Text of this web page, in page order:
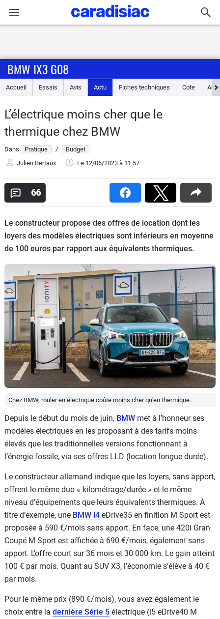
Accueil
Essais
Guide
d'achat
Electriques
Utilitaires
Flottes
Auto
Forum
Moto
Marques
BMW IX3 G08
Accueil Essais Avis Actu Fiches techniques Cote
L’électrique moins cher que le
thermique chez BMW
Dans Pratique /
Budget
Julien Bertaux
Le 12/06/2023 à 11:57
66
Le constructeur propose des offres de location dont les
loyers des modèles électriques sont inférieurs en moyenne
de 100 euros par rapport aux équivalents thermiques.
Chez BMW, rouler en électrique coûte moins cher qu'en thermique.
Depuis le début du mois de juin, BMW met à l’honneur ses
modèles électriques en les proposant à des tarifs moins
élevés que les traditionnelles versions fonctionnant à
l’énergie fossile, via ses offres LLD (location longue durée).
Le constructeur allemand indique que les loyers, sans apport,
offrent le même duo « kilométrage/durée » et le même
niveau d’équipements que leurs équivalents thermiques. À
titre d’exemple, une BMW i4 eDrive35 en finition M Sport est
proposée à 590 €/mois sans apport. En face, une 420i Gran
Coupé M Sport est affichée à 690 €/mois, également sans
apport. L’offre court sur 36 mois et 30 000 km. Le gain atteint
100 € par mois. Quant au SUV X3, l’économie s’élève à 40 €
par mois.
Pour le même prix (890 €/mois), vous avez également le
choix entre la dernière Série 5 électrique (i5 eDrive40 M